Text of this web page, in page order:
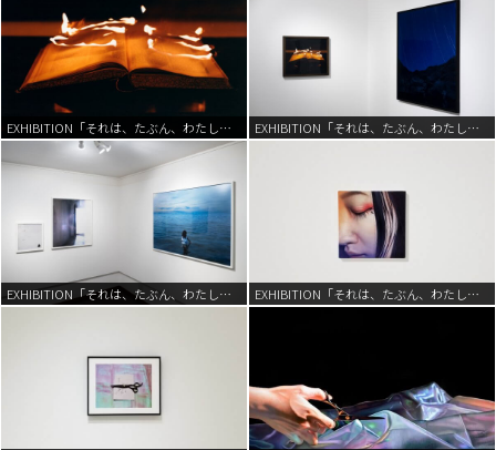
EXHIBITION「それは、たぶん、わたし。」 | 2022 EXHIBITION「それは、たぶん、わたし。」 | 2022
EXHIBITION「それは、たぶん、わたし。」 | 2022 EXHIBITION「それは、たぶん、わたし。」 | 2022